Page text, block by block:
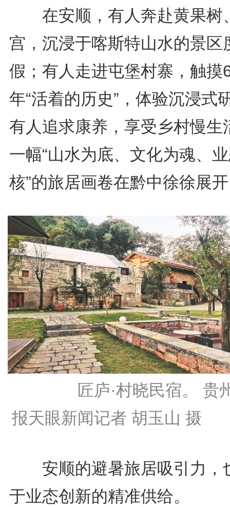
在安顺，有人奔赴黄果树
宫，沉浸于喀斯特山水的景区
假；有人走进屯堡村寨，触摸
年“活着的历史”，体验沉浸式
有人追求康养，享受乡村慢生
一幅“山水为底、文化为魂、
核”的旅居画卷在黔中徐徐展
匠庐·村晓民宿。 贵
报天眼新闻记者 胡玉山 摄
安顺的避暑旅居吸引力，
于业态创新的精准供给。